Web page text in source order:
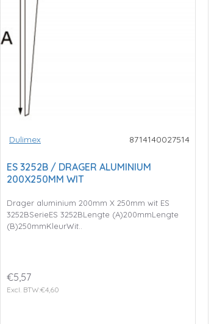
Dulimex 8714140027514
ES 3252B / DRAGER ALUMINIUM
200X250MM WIT
Drager aluminium 200mm X 250mm wit ES
3252BSerieES 3252BLengte (A)200mmLengte
(B)250mmKleurWit..
€5,57
Excl. BTW:€4,60